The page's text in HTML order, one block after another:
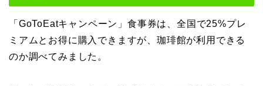
「GoToEatキャンペーン」食事券は、全国で25%プレ
ミアムとお得に購入できますが、珈琲館が利用できる
のか調べてみました。